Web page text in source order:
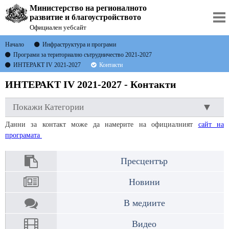
Министерство на регионалното
развитие и благоустройството
Официален уебсайт
Начало
Инфраструктура и програми
Програми за териториално сътрудничество 2021-2027
ИНТЕРАКТ ІV 2021-2027
Контакти
ИНТЕРАКТ ІV 2021-2027 - Контакти
Покажи Категории
Данни за контакт може да намерите на официалният сайт на
програмата
Пресцентър
Новини
В медиите
Видео